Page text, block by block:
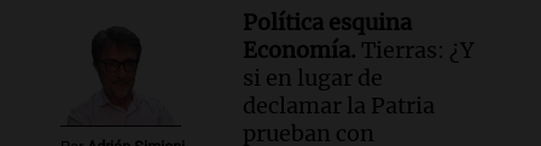
Episodios
Audio.
Debate en el Senado y protesta
en Rosario contra la ley de Propiedad
Privada.
Política esquina
Economía. Tierras: ¿Y
si en lugar de
declamar la Patria
prueban con